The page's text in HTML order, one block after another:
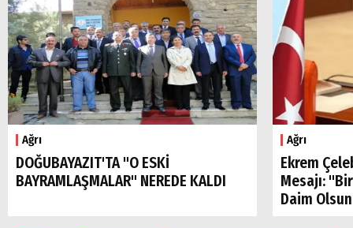
Ağrı
DOĞUBAYAZIT'TA "O ESKİ
BAYRAMLAŞMALAR" NEREDE KALDI
Ağrı
Ekrem
Mesajı:
Daim